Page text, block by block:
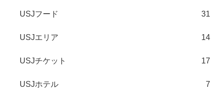
USJフード 31
USJエリア 14
USJチケット 17
USJホテル 7